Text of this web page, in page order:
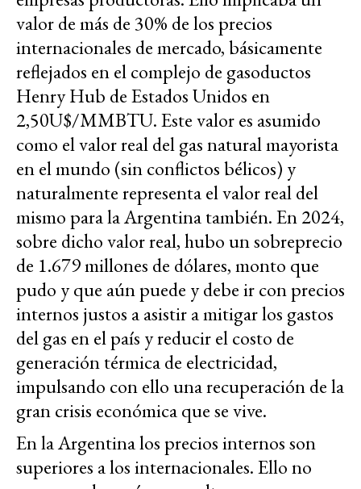
valor de más de 30% de los precios
internacionales de mercado, básicamente
reflejados en el complejo de gasoductos
Henry Hub de Estados Unidos en
2,50U$/MMBTU. Este valor es asumido
como el valor real del gas natural mayorista
en el mundo (sin conflictos bélicos) y
naturalmente representa el valor real del
mismo para la Argentina también. En 2024,
sobre dicho valor real, hubo un sobreprecio
de 1.679 millones de dólares, monto que
pudo y que aún puede y debe ir con precios
internos justos a asistir a mitigar los gastos
del gas en el país y reducir el costo de
generación térmica de electricidad,
impulsando con ello una recuperación de la
gran crisis económica que se vive.
En la Argentina los precios internos son
superiores a los internacionales. Ello no